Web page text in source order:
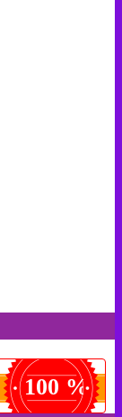
100 %